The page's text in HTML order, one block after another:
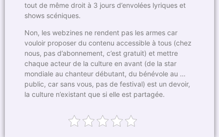
tout de même droit à 3 jours d’envolées lyriques et
shows scéniques.
Non, les webzines ne rendent pas les armes car
vouloir proposer du contenu accessible à tous (chez
nous, pas d’abonnement, c’est gratuit) et mettre
chaque acteur de la culture en avant (de la star
mondiale au chanteur débutant, du bénévole au …
public, car sans vous, pas de festival) est un devoir,
la culture n’existant que si elle est partagée.